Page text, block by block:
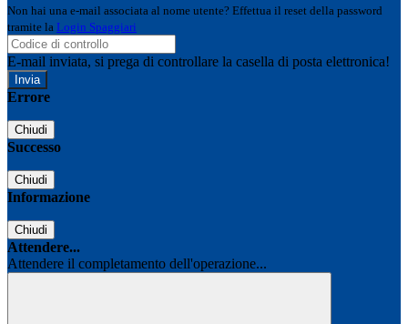
Non hai una e-mail associata al nome utente? Effettua il reset della password
tramite la Login Spaggiari
E-mail inviata, si prega di controllare la casella di posta elettronica!
Errore
Chiudi
Successo
Chiudi
Informazione
Chiudi
Attendere...
Attendere il completamento dell'operazione...